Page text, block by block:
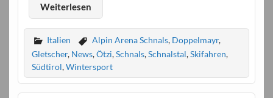
Weiterlesen
Italien Alpin Arena Schnals, Doppelmayr,
Gletscher, News,Ötzi,Schnals,Schnalstal,Skifahren,
Südtirol,Wintersport